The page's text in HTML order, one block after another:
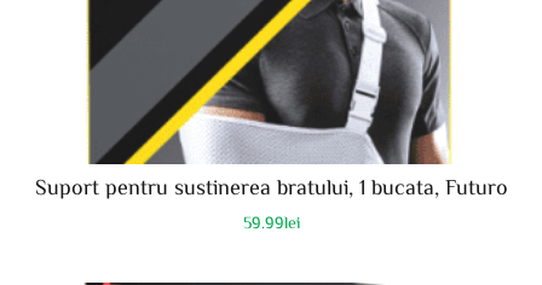
Suport pentru sustinerea bratului, 1 bucata, Futuro
59.99lei